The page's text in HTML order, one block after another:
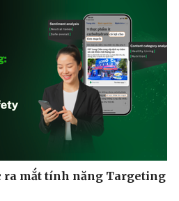
ra mắt tính năng Targeting